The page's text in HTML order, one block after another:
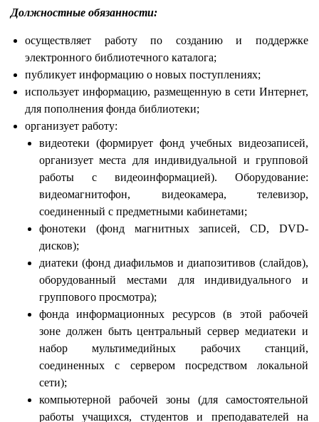
Должностные обязанности:
осуществляет работу по созданию и поддержке
электронного библиотечного каталога;
публикует информацию о новых поступлениях;
использует информацию, размещенную в сети Интернет,
для пополнения фонда библиотеки;
организует работу:
видеотеки (формирует фонд учебных видеозаписей,
организует места для индивидуальной и групповой
работы с видеоинформацией). Оборудование:
видеомагнитофон, видеокамера, телевизор,
соединенный с предметными кабинетами;
фонотеки (фонд магнитных записей, CD, DVD-
дисков);
диатеки (фонд диафильмов и диапозитивов (слайдов),
оборудованный местами для индивидуального и
группового просмотра);
фонда информационных ресурсов (в этой рабочей
зоне должен быть центральный сервер медиатеки и
набор мультимедийных рабочих станций,
соединенных с сервером посредством локальной
сети);
компьютерной рабочей зоны (для самостоятельной
работы учащихся, студентов и преподавателей на